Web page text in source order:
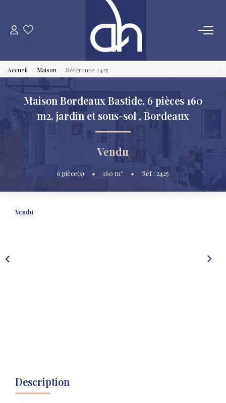
VENTE
ESTIMATION
LOCATION
SYNDIC
Accueil Maison Référence 2425
Maison Bordeaux Bastide, 6 pièces 160
m2, jardin et sous-sol , Bordeaux
Vendu
6 pièce(s) • 160 m² • Réf : 2425
Vendu
Description